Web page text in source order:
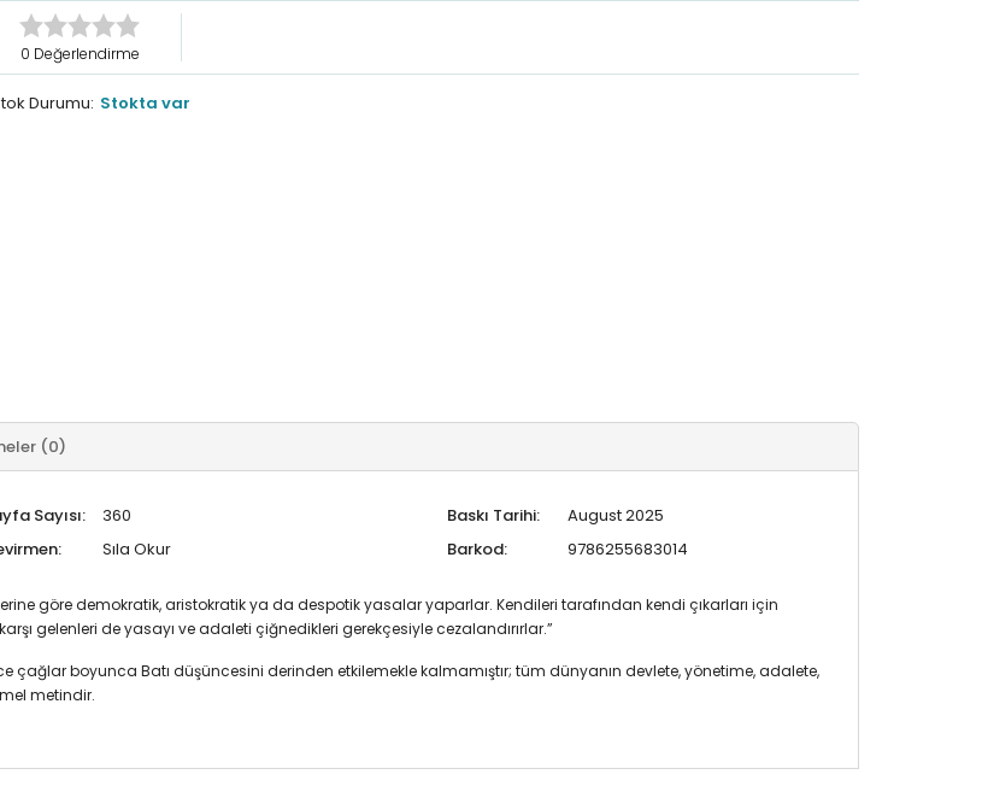
0 Değerlendirme
Durumu: Stokta var
(0)
Sayısı: 360 Baskı Tarihi:
August 2025
Sıla Okur Barkod: 9786255683014
göre demokratik, aristokratik ya da despotik yasalar yaparlar. Kendileri tarafından kendi çıkarları için
gelenleri de yasayı ve adaleti çiğnedikleri gerekçesiyle cezalandırırlar.”
çağlar boyunca Batı düşüncesini derinden etkilemekle kalmamıştır; tüm dünyanın devlete, yönetime, adalete,
metindir.